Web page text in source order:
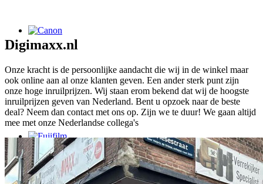
Digimaxx.nl
Onze kracht is de persoonlijke aandacht die wij in de winkel maar
ook online aan al onze klanten geven. Een ander sterk punt zijn
onze hoge inruilprijzen. Wij staan erom bekend dat wij de hoogste
inruilprijzen geven van Nederland. Bent u opzoek naar de beste
deal? Neem dan contact met ons op. Zijn we te duur! We gaan altijd
mee met onze Nederlandse collega's